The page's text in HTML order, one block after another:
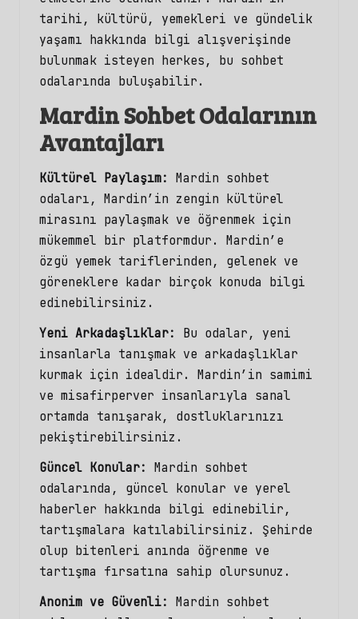
tarihi, kültürü, yemekleri ve gündelik
yaşamı hakkında bilgi alışverişinde
bulunmak isteyen herkes, bu sohbet
odalarında
buluşabilir.
Mardin Sohbet Odalarının
Avantajları
Kültürel Paylaşım:
Mardin sohbet
odaları, Mardin’in zengin kültürel
mirasını paylaşmak ve öğrenmek için
mükemmel bir platformdur. Mardin’e
özgü yemek tariflerinden, gelenek ve
göreneklere kadar birçok konuda bilgi
edinebilirsiniz.
Yeni Arkadaşlıklar:
Bu odalar, yeni
insanlarla tanışmak ve arkadaşlıklar
kurmak için idealdir. Mardin’in samimi
ve misafirperver insanlarıyla sanal
ortamda tanışarak, dostluklarınızı
pekiştirebilirsiniz.
Güncel Konular:
Mardin sohbet
odalarında, güncel konular ve yerel
haberler hakkında bilgi edinebilir,
tartışmalara katılabilirsiniz. Şehirde
olup bitenleri anında öğrenme ve
tartışma fırsatına sahip olursunuz.
Anonim ve Güvenli:
Mardin sohbet